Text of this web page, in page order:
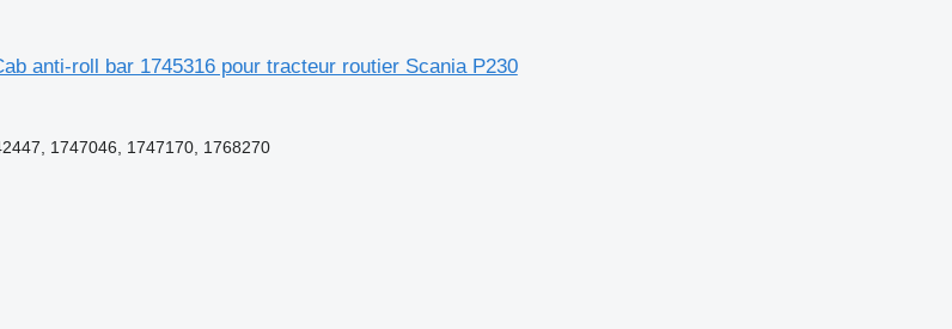
anti-roll bar 1745316 pour tracteur routier Scania P230
1747046, 1747170, 1768270